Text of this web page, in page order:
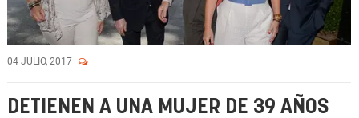
04 JULIO, 2017
DETIENEN A UNA MUJER DE 39 AÑOS